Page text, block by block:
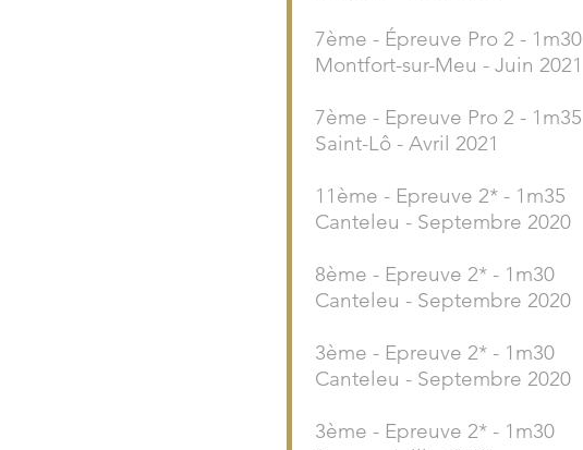
7ème - Épreuve Pro 2 - 1m30
Montfort-sur-Meu - Juin 2021
7ème - Epreuve Pro 2 - 1m35
Saint-Lô - Avril 2021
11ème - Epreuve 2* - 1m35
Canteleu - Septembre 2020
8ème - Epreuve 2* - 1m30
Canteleu - Septembre 2020
3ème - Epreuve 2* - 1m30
Canteleu - Septembre 2020
3ème - Epreuve 2* - 1m30